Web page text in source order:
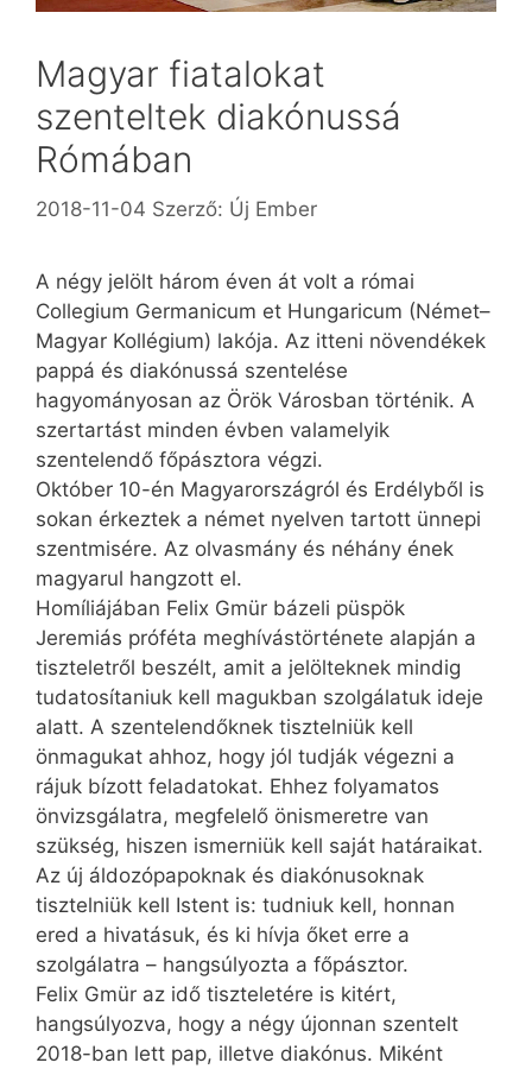
Magyar fiatalokat
szenteltek diakónussá
Rómában
2018-11-04 Szerző: Új Ember
A négy jelölt három éven át volt a római
Collegium Germanicum et Hungaricum (Német–
Magyar Kollégium) lakója. Az itteni növendékek
pappá és diakónussá szentelése
hagyományosan az Örök Városban történik. A
szertartást minden évben valamelyik
szentelendő főpásztora végzi.
Október 10-én Magyarországról és Erdélyből is
sokan érkeztek a német nyelven tartott ünnepi
szentmisére. Az olvasmány és néhány ének
magyarul hangzott el.
Homíliájában Felix Gmür bázeli püspök
Jeremiás próféta meghívástörténete alapján a
tiszteletről beszélt, amit a jelölteknek mindig
tudatosítaniuk kell magukban szolgálatuk ideje
alatt. A szentelendőknek tisztelniük kell
önmagukat ahhoz, hogy jól tudják végezni a
rájuk bízott feladatokat. Ehhez folyamatos
önvizsgálatra, megfelelő önismeretre van
szükség, hiszen ismerniük kell saját határaikat.
Az új áldozópapoknak és diakónusoknak
tisztelniük kell Istent is: tudniuk kell, honnan
ered a hivatásuk, és ki hívja őket erre a
szolgálatra – hangsúlyozta a főpásztor.
Felix Gmür az idő tiszteletére is kitért,
hangsúlyozva, hogy a négy újonnan szentelt
2018-ban lett pap, illetve diakónus. Miként